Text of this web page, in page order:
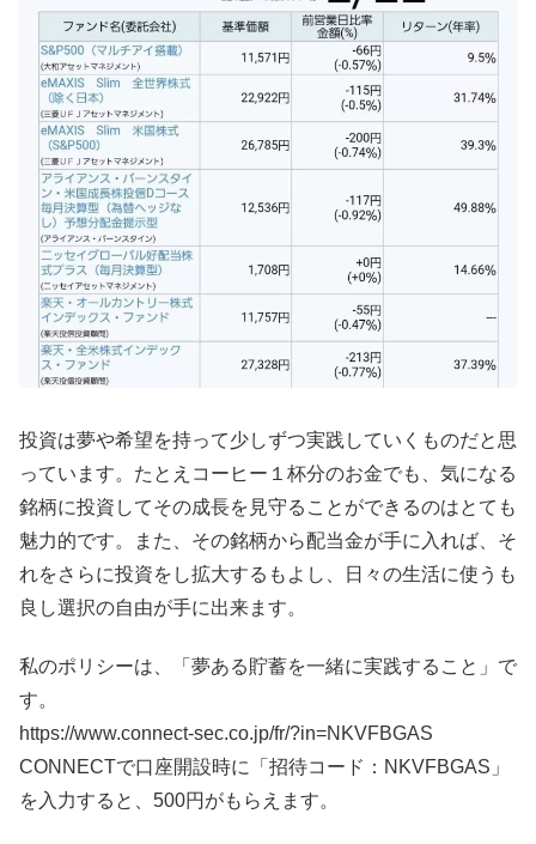
投資は夢や希望を持って少しずつ実践していくものだと思
っています。たとえコーヒー１杯分のお金でも、気になる
銘柄に投資してその成長を見守ることができるのはとても
魅力的です。また、その銘柄から配当金が手に入れば、そ
れをさらに投資をし拡大するもよし、日々の生活に使うも
良し選択の自由が手に出来ます。
私のポリシーは、「夢ある貯蓄を一緒に実践すること」で
す。
https://www.connect-sec.co.jp/fr/?in=NKVFBGAS
CONNECTで口座開設時に「招待コード：NKVFBGAS」
を入力すると、500円がもらえます。